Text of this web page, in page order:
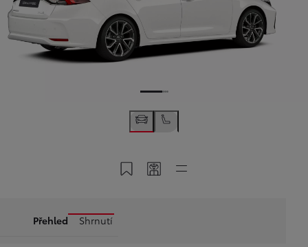
Uložit do MyToyota
Sdílet kód
Přehled Shrnutí